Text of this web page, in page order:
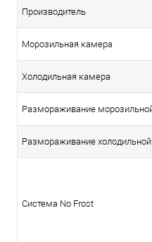
Производитель
Морозильная камера
Холодильная камера
Размораживание
Размораживание
Система No Frost